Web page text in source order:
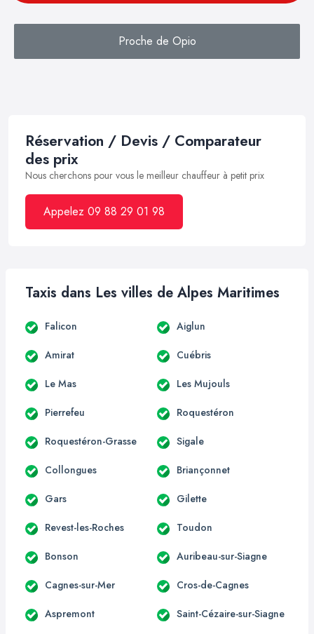
Proche de Opio
Réservation / Devis / Comparateur
des prix
Nous cherchons pour vous le meilleur chauffeur à petit prix
Appelez 09 88 29 01 98
Taxis dans Les villes de Alpes Maritimes
Falicon Aiglun
Amirat Cuébris
Le Mas Les Mujouls
Pierrefeu Roquestéron
Roquestéron-Grasse Sigale
Collongues Briançonnet
Gars Gilette
Revest-les-Roches Toudon
Bonson Auribeau-sur-Siagne
Cagnes-sur-Mer Cros-de-Cagnes
Aspremont Saint-Cézaire-sur-Siagne